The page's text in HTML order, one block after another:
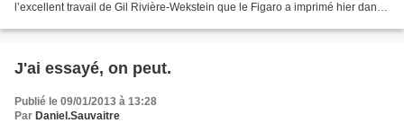
l’excellent travail de Gil Rivière-Wekstein que le Figaro a imprimé hier dans
J'ai essayé, on peut.
Publié le 09/01/2013 à 13:28
Par Daniel.Sauvaitre